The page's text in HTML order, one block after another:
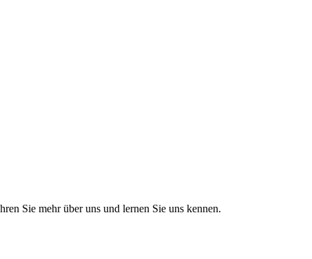
Sie mehr über uns und lernen Sie uns kennen.